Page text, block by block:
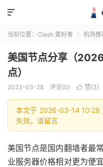

当前位置： Clash 爱好者  机场推
美国节点分享（
点）
2023-03-28 评论(0)  赞(3)
本文于 2026-03-14 10:28
失效，请留言
美国节点是国内翻墙者最
业服务器价格相对更为便